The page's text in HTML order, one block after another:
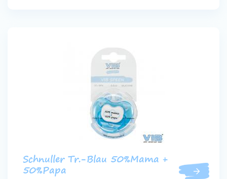
Schnuller Tr.-Blau 50%Mama +
50%Papa